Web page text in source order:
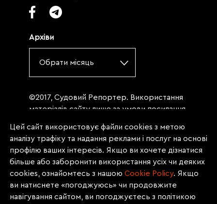
Архіви
Обрати місяць
©2017, Судовий Репортер. Використання
матеріалів сайту лише за умови посилання
«Судовий репортер» не нижче третього
абзацу. Матеріали, щодо яких міститься
заборона на повну републікацію
(передрук, копіювання, відтворення або
інше використання), заборонено
передруковувати без згоди редакції.
Матеріали з позначкою PROMOTED, ЗА
Цей сайт використовує файли cookies з метою
аналізу трафіку та надання реклами і послуг на основі
профілю ваших інтересів. Якщо ви хочете дізнатися
більше або заборонити використання усіх чи деяких
cookies, ознайомтесь з нашою Сookie Policy. Якщо
ви натиснете «погоджуюсь» чи продовжите
навігування сайтом, ви погоджуєтесь з політикою